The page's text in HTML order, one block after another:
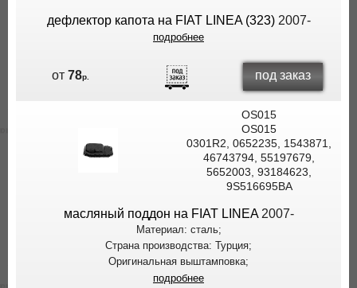
дефлектор капота на FIAT LINEA (323)2007-
подробнее
от78р. под заказ
OS015
OS015
0301R2, 0652235, 1543871,
46743794, 55197679,
5652003, 93184623,
9S516695BA
масляный поддон на FIAT LINEA2007-
Материал: сталь;
Страна производства: Турция;
Оригинальная выштамповка;
подробнее